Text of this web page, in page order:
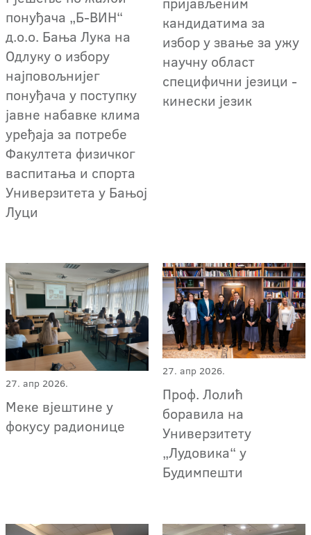
понуђача „Б-ВИН“
д.о.о. Бања Лука на
Одлуку о избору
најповољнијег
понуђача у поступку
јавне набавке клима
уређаја за потребе
Факултета физичког
васпитања и спорта
Универзитета у Бањој
Луци
кандидатима за
избор у звање за ужу
научну област
специфични језици -
кинески језик
27. апр 2026.
Меке вјештине у
фокусу радионице
27. апр 2026.
Проф. Лолић
боравила на
Универзитету
„Лудовика“ у
Будимпешти